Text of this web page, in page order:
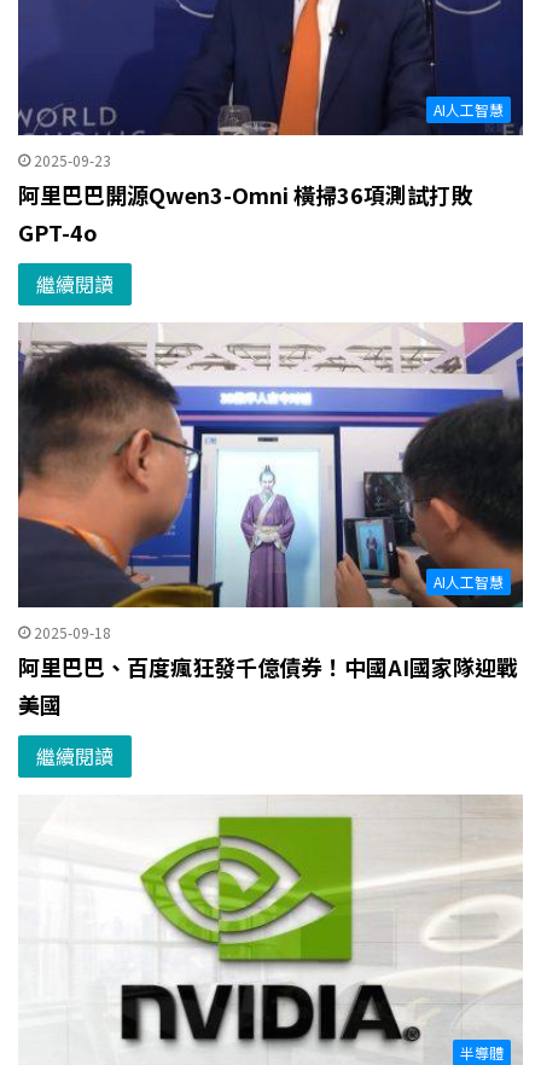
AI人工智慧
2025-09-23
阿里巴巴開源Qwen3-Omni 橫掃36項測試打敗
GPT-4o
繼續閱讀
AI人工智慧
2025-09-18
阿里巴巴、百度瘋狂發千億債券！中國AI國家隊迎戰
美國
繼續閱讀
半導體